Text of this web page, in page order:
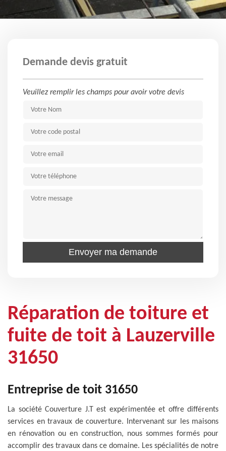
Demande devis gratuit
Veuillez remplir les champs pour avoir votre devis
Réparation de toiture et
fuite de toit à Lauzerville
31650
Entreprise de toit 31650
La société Couverture J.T est expérimentée et offre différents
services en travaux de couverture. Intervenant sur les maisons
en rénovation ou en construction, nous sommes formés pour
accomplir des travaux dans ce domaine. Les spécialités de notre